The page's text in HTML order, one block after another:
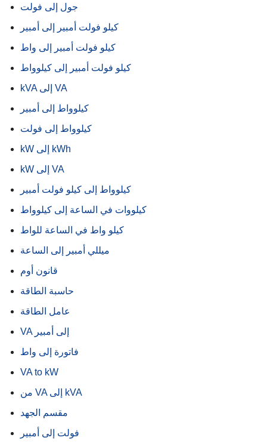
جول إلى فولت
كيلو فولت أمبير إلى أمبير
كيلو فولت أمبير إلى واط
كيلو فولت أمبير إلى كيلوواط
kVA إلى VA
كيلوواط إلى أمبير
كيلوواط إلى فولت
kW إلى kWh
kW إلى VA
كيلوواط إلى كيلو فولت أمبير
كيلووات في الساعة إلى كيلوواط
كيلو واط في الساعة للواط
ميللي أمبير إلى الساعة
قانون أوم
حاسبة الطاقة
عامل الطاقة
VA إلى أمبير
فاتورة إلى واط
VA to kW
من VA إلى kVA
مقسم الجهد
فولت إلى أمبير